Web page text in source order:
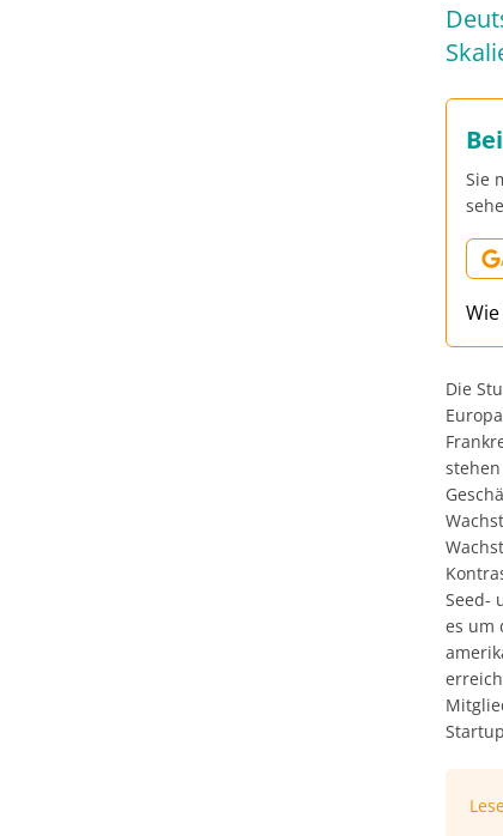
Sie
Die
Seed-
es um